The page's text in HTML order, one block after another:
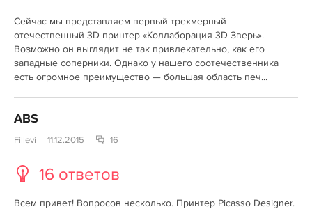
Сейчас мы представляем первый трехмерный
отечественный 3D принтер «Коллаборация 3D Зверь».
Возможно он выглядит не так привлекательно, как его
западные соперники. Однако у нашего соотечественника
есть огромное преимущество — большая область печ...
ABS
Fillevi 11.12.2015 16
16 ответов
Всем привет! Вопросов несколько. Принтер Picasso Designer.